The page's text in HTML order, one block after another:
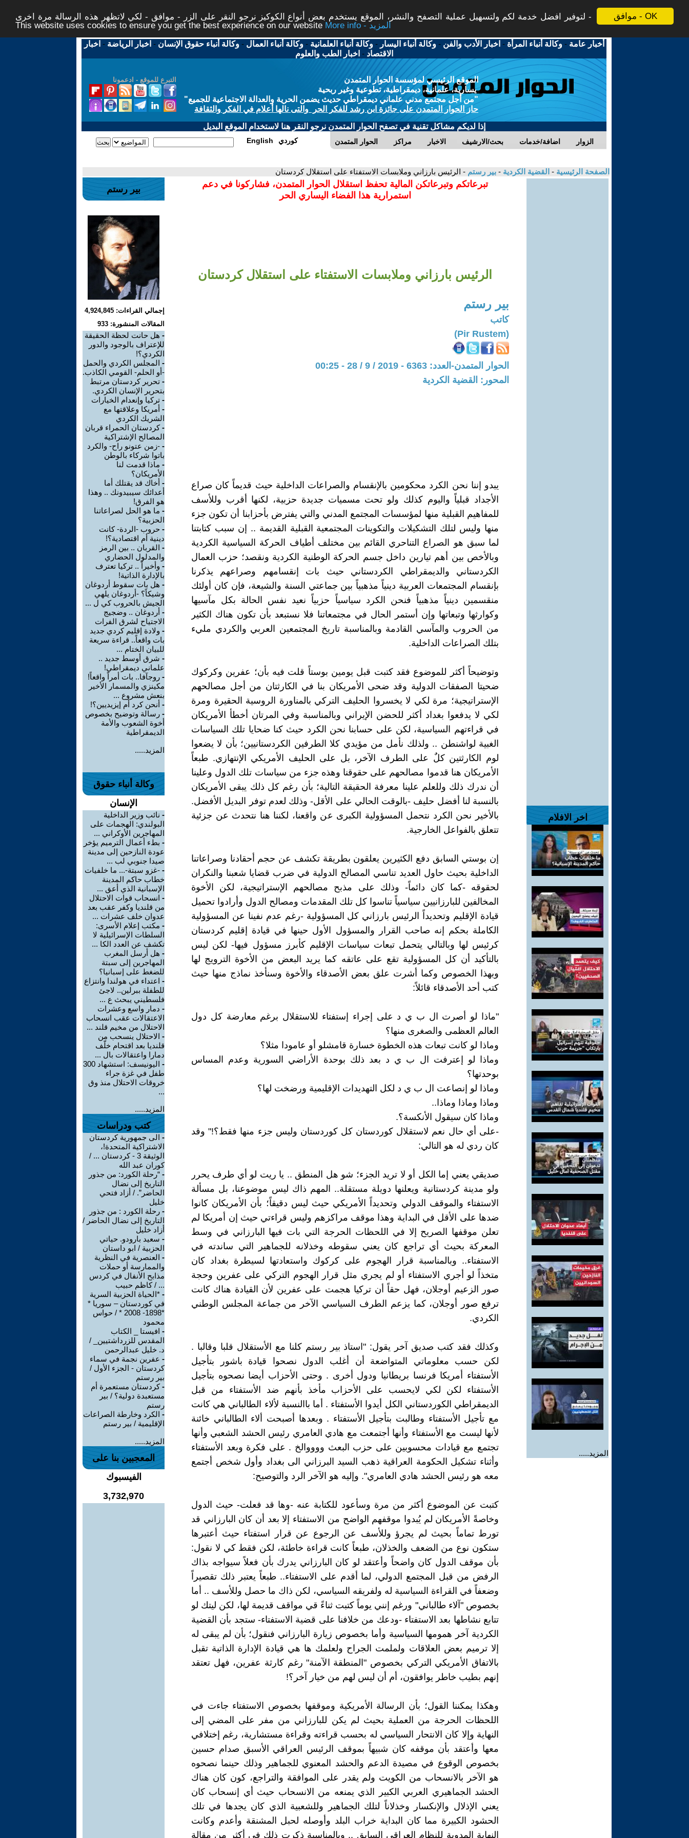
موافق - OK
لتوفير افضل خدمة لكم ولتسهيل عملية التصفح والنشر، الموقع يستخدم بعض أنواع الكوكيز نرجو النقر على الزر - موافق - لكي لاتظهر هذه الرسالة مرة اخرى -
This website uses cookies to ensure you get the best experience on our website
More info - المزيد
أخبار عامة -وكالة أنباء المرأة - اخبار الأدب والفن -وكالة أنباء اليسار -وكالة أنباء العلمانية -وكالة أنباء العمال -وكالة أنباء حقوق الإنسان - اخبار الرياضة - اخبار
الاقتصاد - اخبار الطب والعلوم
التبرع للموقع - ادعمونا
الموقع الرئيسي لمؤسسة الحوار المتمدن
يسارية، علمانية، ديمقراطية، تطوعية وغير ربحية
"من أجل مجتمع مدني علماني ديمقراطي حديث يضمن الحرية والعدالة الاجتماعية للجميع"
حاز الحوار المتمدن على جائزة ابن رشد للفكر الحر والتى نالها أعلام في الفكر والثقافة
إذا لديكم مشاكل تقنية في تصفح الحوار المتمدن نرجو النقر هنا لاستخدام الموقع البديل
الحوار المتمدن مراكز الاخبار بحث/الارشيف اضافة/خدمات الزوار English كوردي
الصفحة الرئيسية - القضية الكردية - بير رستم - الرئيس بارزاني وملابسات الاستفتاء على استقلال كردستان
اخر الافلام
المزيد.....
تبرعاتكم وتبرعاتكن المالية تحفظ استقلال الحوار المتمدن، فشاركونا في دعم
استمرارية هذا الفضاء اليساري الحر
الرئيس بارزاني وملابسات الاستفتاء على استقلال كردستان
بير رستم
كاتب
(Pir Rustem)
الحوار المتمدن-العدد: 6363 - 2019 / 9 / 28 - 00:25
المحور: القضية الكردية
يبدو إننا نحن الكرد محكومين بالإنقسام والصراعات الداخلية حيث قديماً كان صراع
الأجداد قبلياً واليوم كذلك ولو تحت مسميات جديدة حزبية، لكنها أقرب وللأسف
للمفاهيم القبلية منها لمؤسسات المجتمع المدني والتي يفترض بأحزابنا أن تكون جزء
منها وليس لتلك التشكيلات والتكوينات المجتمعية القبلية القديمة .. إن سبب كتابتنا
لما سبق هو الصراع التناحري القائم بين مختلف أطياف الحركة السياسية الكردية
وبالأخص بين أهم تيارين داخل جسم الحركة الوطنية الكردية ونقصد؛ حزب العمال
الكردستاني والديمقراطي الكردستاني حيث بات إنقسامهم وصراعهم يذكرنا
بإنقسام المجتمعات العربية دينياً مذهبياً بين جماعتي السنة والشيعة، فإن كان أولئك
منقسمين دينياً مذهبياً فنحن الكرد سياسياً حزبياً نعيد نفس الحالة بكل مآسيها
وكوارثها وتبعاتها وإن أستمر الحال في مجتمعاتنا فلا نستبعد بأن تكون هناك الكثير
من الحروب والمآسي القادمة وبالمناسبة تاريخ المجتمعين العربي والكردي مليء
بتلك الصراعات الداخلية.
وتوضيحاً أكثر للموضوع فقد كتبت قبل يومين بوستاً قلت فيه بأن؛ عفرين وكركوك
ضحيتا الصفقات الدولية وقد ضحى الأمريكان بنا في الكارثتان من أجل مصالحهم
الإستراتيجية؛ مرة لكي لا يخسروا الحليف التركي بالمناورة الروسية الحقيرة ومرة
لكي لا يدفعوا بغداد أكثر للحضن الإيراني وبالمناسبة وفي المرتان أخطأ الأمريكان
في قراءتهم السياسية، لكن على حسابنا نحن الكرد حيث كنا ضحايا تلك السياسات
الغبية لواشنطن .. ولذلك نأمل من مؤيدي كلا الطرفين الكردستانيين؛ بأن لا يضعوا
لوم الكارثتين كلٌ على الطرف الآخر، بل على الحليف الأمريكي الإنتهازي. طبعاً
الأمريكان هنا قدموا مصالحهم على حقوقنا وهذه جزء من سياسات تلك الدول وعلينا
أن ندرك ذلك وللعلم علينا معرفة الحقيقة التالية؛ بأن رغم كل ذلك يبقى الأمريكان
بالنسبة لنا أفضل حليف -بالوقت الحالي على الأقل- وذلك لعدم توفر البديل الأفضل.
بالأخير نحن الكرد نتحمل المسؤولية الكبرى عن واقعنا، لكننا هنا نتحدث عن جزئية
تتعلق بالفواعل الخارجية.
إن بوستي السابق دفع الكثيرين يعلقون بطريقة تكشف عن حجم أحقادنا وصراعاتنا
الداخلية بحيث حاول العديد تناسي المصالح الدولية في ضرب قضايا شعبنا والنكران
لحقوقه -كما كان دائماً- وذلك على مذبح مصالحهم الإستراتيجية، لكن الأخوة
المخالفين للبارزانيين سياسياً تناسوا كل تلك المقدمات ومصالح الدول وأرادوا تحميل
قيادة الإقليم وتحديداً الرئيس بارزاني كل المسؤولية -رغم عدم نفينا عن المسؤولية
الكاملة بحكم إنه صاحب القرار والمسؤول الأول حينها في قيادة إقليم كردستان
كرئيس لها وبالتالي يتحمل تبعات سياسات الإقليم كأبرز مسؤول فيها- لكن ليس
بالتأكيد أن كل المسؤولية تقع على عاتقه كما يريد البعض من الأخوة الترويج لها
وبهذا الخصوص وكما أشرت علق بعض الأصدقاء والأخوة وسنأخذ نماذج منها حيث
كتب أحد الأصدقاء قائلاً:
"ماذا لو أصرت ال ب ي د على إجراء إستفتاء للاستقلال برغم معارضة كل دول
العالم العظمى والصغرى منها؟
وماذا لو كانت تبعات هذه الخطوة خسارة قامشلو أو عامودا مثلا؟
وماذا لو إعترفت ال ب ي د بعد ذلك بوحدة الأراضي السورية وعدم المساس
بوحدتها؟
وماذا لو إنصاعت ال ب ي د لكل التهديدات الإقليمية ورضخت لها؟
وماذا وماذا وماذا..
وماذا كان سيقول الأنكسة؟.
-على أي حال نعم لاستقلال كوردستان كل كوردستان وليس جزء منها فقط؟!" وقد
كان ردي له هو التالي:
صديقي يعني إما الكل أو لا تريد الجزء؛ شو هل المنطق .. يا ريت لو أي طرف يحرر
ولو مدينة كردستانية ويعلنها دويلة مستقلة.. المهم ذاك ليس موضوعنا، بل مسألة
الاستفتاء والموقف الدولي وتحديداً الأمريكي حيث ليس دقيقاً؛ بأن الأمريكان كانوا
ضدها على الأقل في البداية وهذا موقف مراكزهم وليس قراءتي حيث إن أمريكا لم
تعلن موقفها الصريح إلا في اللحظات الحرجة التي بات فيها البارزاني في وسط
المعركة بحيث أي تراجع كان يعني سقوطه وخذلانه للجماهير التي ساندته في
الاستفتاء.. وبالمناسبة قرار الهجوم على كركوك واستعادتها لسيطرة بغداد كان
متخذاً لو أجري الاستفتاء أو لم يجري مثل قرار الهجوم التركي على عفرين وحجة
صور الزعيم أوجلان، فهل حقاً أن تركيا هجمت على عفرين لأن القيادة هناك كانت
ترفع صور أوجلان، كما يزعم الطرف السياسي الآخر من جماعة المجلس الوطني
الكردي.
وكذلك فقد كتب صديق آخر يقول: "استاذ بير رستم كلنا مع الأستقلال قلبا وقالبا .
لكن حسب معلوماتي المتواضعة أن أغلب الدول نصحوا قيادة باشور بتأجيل
الأستفتاء أمريكا فرنسا بريطانيا ودول أخرى . وحتى الأحزاب أيضا نصحوه بتأجيل
الأستفتاء لكن لكي لايحسب على الأحزاب مأخذ بأنهم ضد الأستفتاء من قبل
الديمقراطي الكوردستاني الكل أيدوا الأستفتاء . أما باالنسبة لألاء الطالباني هي كانت
مع تأجيل الأستفتاء وطالبت بتأجيل الأستفتاء . وبعدها أصبحت ألاء الطالباني خائنة
لأنها ليست مع الأستفتاء وأنها أجتمعت مع هادي العامري رئيس الحشد الشعبي وأنها
تجتمع مع قيادات محسوبين على حزب البعث ووووالخ . على فكرة وبعد الأستفتاء
وأثناء تشكيل الحكومة العراقية ذهب السيد البرزاني الى بغداد وأول شخص أجتمع
معه هو رئيس الحشد هادي العامري". وإليه هو الآخر الرد والتوصيح:
كتبت عن الموضوع أكثر من مرة وسأعود للكتابة عنه -وها قد فعلت- حيث الدول
وخاصةً الأمريكان لم يُبدوا موقفهم الواضح من الاستفتاء إلا بعد أن كان البارزاني قد
تورط تماماً بحيث لم يجرؤ وللأسف عن الرجوع عن قرار استفتاء حيث أعتبرها
ستكون نوع من الضعف والخذلان، طبعاً كانت قراءة خاطئة، لكن فقط كي لا نقول:
بأن موقف الدول كان واضحاً وأعتقد لو كان البارزاني يدرك بأن فعلاً سيواجه بذاك
الرفض من قبل المجتمع الدولي، لما أقدم على الاستفتاء.. طبعاً يعتبر ذلك تقصيراً
وضعفاً في القراءة السياسية له ولفريقه السياسي، لكن ذاك ما حصل وللأسف .. أما
بخصوص "آلاء طالباني" ورغم إنني يوماً كتبت ثناءً قي مواقف قديمة لها، لكن ليتك لو
تتابع نشاطها بعد الاستفتاء -ودعك من خلافنا على قضية الاستفتاء- ستجد بأن القضية
الكردية آخر همومها السياسية وأما بخصوص زيارة البارزاني فنقول؛ بأن لم يبقى له
إلا ترميم بعض العلاقات ولملمت الجراح ولعلمك ها هي قيادة الإدارة الذاتية تقبل
بالاتفاق الأمريكي التركي بخصوص "المنطقة الآمنة" رغم كارثة عفرين، فهل تعتقد
إنهم بطيب خاطر يوافقون، أم أن ليس لهم من خيار آخر؟!
وهكذا يمكننا القول؛ بأن الرسالة الأمريكية وموقفها بخصوص الاستفتاء جاءت في
اللحظات الحرجة من العملية بحيث لم يكن للبارزاني من مفر على المضي إلى
النهاية وإلا كان الانتحار السياسي له بحسب قراءته وقراءة مستشارية، رغم إختلافي
معها وأعتقد بأن موقفه كان شبيهاً بموقف الرئيس العراقي الأسبق صدام حسين
بخصوص الوقوع في مصيدة الدعم والحشد المعنوي للجماهير وذلك حينما نصحوه
هو الآخر بالانسحاب من الكويت ولم يقدر على الموافقة والتراجع، كون كان هناك
الحشد الجماهيري العربي الكبير الذي يمنعه من الانسحاب حيث أي إنسحاب كان
يعني الإذلال والإنكسار وخذلاناً لتلك الجماهير وللشعبية الذي كان يجدها في تلك
الحشود الكبيرة مما كان البداية خراب البلد وأوصله لحبل المشنقة وأعدم وكانت
النهاية المدوية للنظام العراقي السابق .. وبالمناسبة ذكرت ذلك في أكثر من مقالة
بير رستم
إجمالي القراءات: 4,924,845
المقالات المنشورة: 933
- هل حانت لحظة الحقيقة
للإعتراف بالوجود والدور
الكردي؟!
- المجلس الكردي والحمل
-أو الحلم- القومي الكاذب.
- تحرير كردستان مرتبط
بتحرير الإنسان الكردي.
- تركيا وإنعدام الخيارات
- أمريكا وعلاقتها مع
الشريك الكردي
-كردستان الحمراء قربان
المصالح الإشتراكية
- -زمن عتونو راح- والكرد
باتوا شركاء بالوطن
- ماذا قدمت لنا
الأمريكان؟
- أخاك قد يقتلك أما
أعدائك سيبيدونك .. وهذا
هو الفرق!
- ما هو الحل لصراعاتنا
الحزبية؟
- حروب -الردة- كانت
دينية أم اقتصادية؟!
- القربان .. بين الرمز
والمدلول الحضاري
- وأخيراً .. تركيا تعترف
بالإدارة الذاتية!
- هل بات سقوط أردوغان
وشيكاً؟ -أردوغان يلهي
الجيش بالحروب كي ل ...
- أردوغان .. وضجيج
الاجتياح لشرق الفرات
- ولادة إقليم كردي جديد
بات واقعاً.. قراءة سريعة
للبيان الختام ...
- شرق أوسط جديد ..
علماني ديمقراطي!
- روجآفا.. بات أمراً واقعاً!
مكينزي والمسمار الأخير
بنعش مشروع ...
- أنحن كرد أم إيزيديين؟!
- رسالة وتوضيح بخصوص
أخوة الشعوب والأمة
الديمقراطية
المزيد.....
وكالة أنباء حقوق
الإنسان
- نائب وزير الداخلية
البولندي: الهجمات على
المهاجرين الأوكراني ...
- بطء أعمال الترميم يؤخر
عودة النازحين إلى مدينة
صيدا جنوبي لب ...
- -غزو سبتة-... ما خلفيات
خطاب حاكم المدينة
الإسبانية الذي أعق ...
- انسحاب قوات الاحتلال
من قلنديا وكفر عقب بعد
عدوان خلف عشرات ...
- مكتب إعلام الأسرى:
السلطات الإسرائيلية لا
تكشف عن العدد الكا ...
- هل أرسل المغرب
المهاجرين إلى سبتة
للضغط على إسبانيا؟
- اعتداء في هولندا وانتزاع
للطفلة ببرلين.. لاجئ
فلسطيني يبحث ع ...
- دمار واسع وعشرات
الاعتقالات عقب انسحاب
الاحتلال من مخيم قلند ...
- الاحتلال ينسحب من
قلنديا بعد اقتحام خلّف
دمارا واعتقالات بال ...
-
اليونيسف: استشهاد 300
طفل في غزة جراء
خروقات الاحتلال منذ وق
...
المزيد.....
كتب ودراسات
- الى جمهورية كردستان
الاشتراكية المتحدة!،
الوثيقة 3 - كردستان ... /
كوران عبد الله
- “رحلة الكورد: من جذور
التاريخ إلى نضال
الحاضر”. / أزاد فتحي
خليل
- رحلة الكورد : من جذور
التاريخ إلى نضال الحاضر /
أزاد خليل
- سعید بارودو. حیاتي
الحزبیة / ابو داستان
- العنصرية في النظرية
والممارسة أو حملات
مذابح الأنفال في كردس
... / كاظم حبيب
- *الحياة الحزبية السرية
في كوردستان – سوريا *
*1898- 2008 * / حواس
محمود
- افيستا _ الكتاب
المقدس للزرداشتيين_ /
د. خليل عبدالرحمن
- عفرين نجمة في سماء
كردستان - الجزء الأول /
بير رستم
-كردستان مستعمرة أم
مستعبدة دولية؟ / بير
رستم
- الكرد وخارطة الصراعات
الإقليمية / بير رستم
المزيد.....
المعجبين بنا على
الفيسبوك
3,732,970